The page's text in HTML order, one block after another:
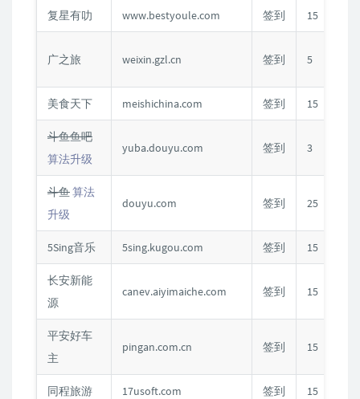
复星有叻 www.bestyoule.com 签到 15
广之旅 weixin.gzl.cn 签到 5
美食天下 meishichina.com 签到 15
斗鱼鱼吧
算法升级
yuba.douyu.com 签到 3
斗鱼算法
升级
douyu.com 签到 25
5Sing音乐 5sing.kugou.com 签到 15
长安新能
源
canev.aiyimaiche.com 签到 15
平安好车
主
pingan.com.cn 签到 15
同程旅游 17usoft.com 签到 15